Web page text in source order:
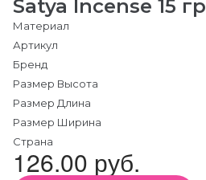
Satya Incense 15 гр
Материал
Артикул
Бренд
Размер Высота
Размер Длина
Размер Ширина
Страна
126.00 руб.